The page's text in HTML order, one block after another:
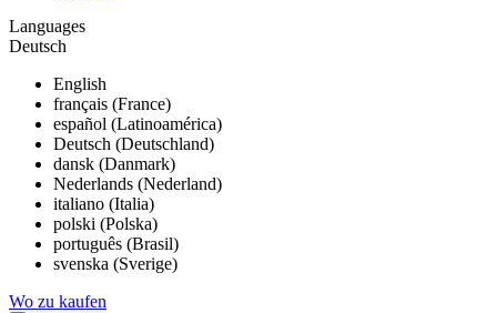
Languages
Deutsch
English
français (France)
español (Latinoamérica)
Deutsch (Deutschland)
dansk (Danmark)
Nederlands (Nederland)
italiano (Italia)
polski (Polska)
português (Brasil)
svenska (Sverige)
Wo zu kaufen